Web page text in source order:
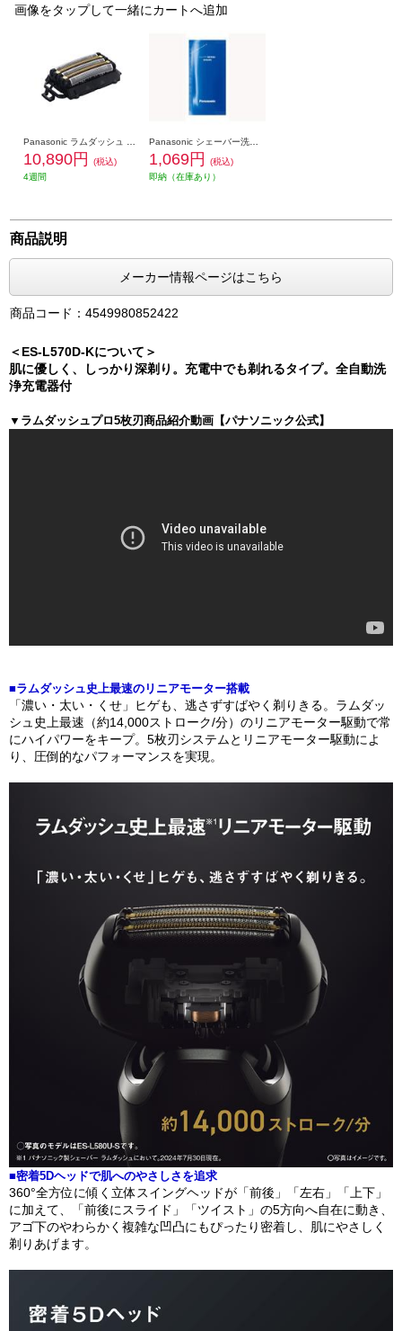
画像をタップして一緒にカートへ追加
10,890円
(税込)
4週間
Panasonic シェーバー洗浄剤 新洗浄器用 (3個入) ES-4L03
1,069円
(税込)
即納（在庫あり）
商品説明
メーカー情報ページはこちら
商品コード：4549980852422
＜ES-L570D-Kについて＞
肌に優しく、しっかり深剃り。充電中でも剃れるタイプ。全自動洗
浄充電器付
▼ラムダッシュプロ5枚刃商品紹介動画【パナソニック公式】
■ラムダッシュ史上最速のリニアモーター搭載
「濃い・太い・くせ」ヒゲも、逃さずすばやく剃りきる。ラムダッ
シュ史上最速（約14,000ストローク/分）のリニアモーター駆動で常
にハイパワーをキープ。5枚刃システムとリニアモーター駆動によ
り、圧倒的なパフォーマンスを実現。
■密着5Dヘッドで肌へのやさしさを追求
360°全方位に傾く立体スイングヘッドが「前後」「左右」「上下」
に加えて、「前後にスライド」「ツイスト」の5方向へ自在に動き、
アゴ下のやわらかく複雑な凹凸にもぴったり密着し、肌にやさしく
剃りあげます。